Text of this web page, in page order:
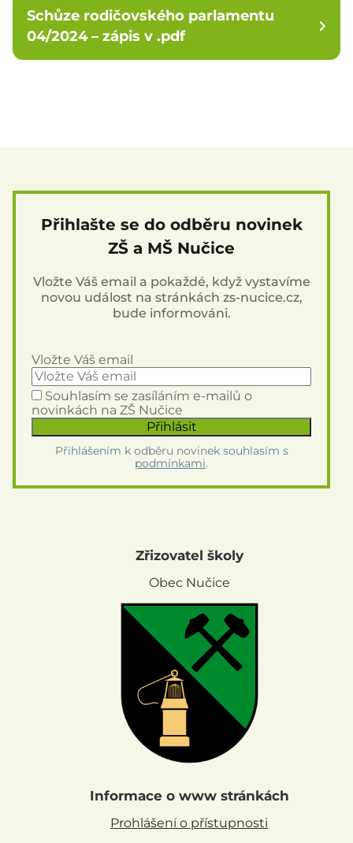
Schůze rodičovského parlamentu
04/2024 – zápis v .pdf
Přihlašte se do odběru novinek
ZŠ a MŠ Nučice
Vložte Váš email a pokaždé, když vystavíme
novou událost na stránkách zs-nucice.cz,
bude informováni.
Vložte Váš email
Souhlasím se zasíláním e-mailů o
novinkách na ZŠ Nučice
Přihlášením k odběru novinek souhlasím s
podmínkami.
Zřizovatel školy
Obec Nučice
Informace o www stránkách
Prohlášení o přístupnosti